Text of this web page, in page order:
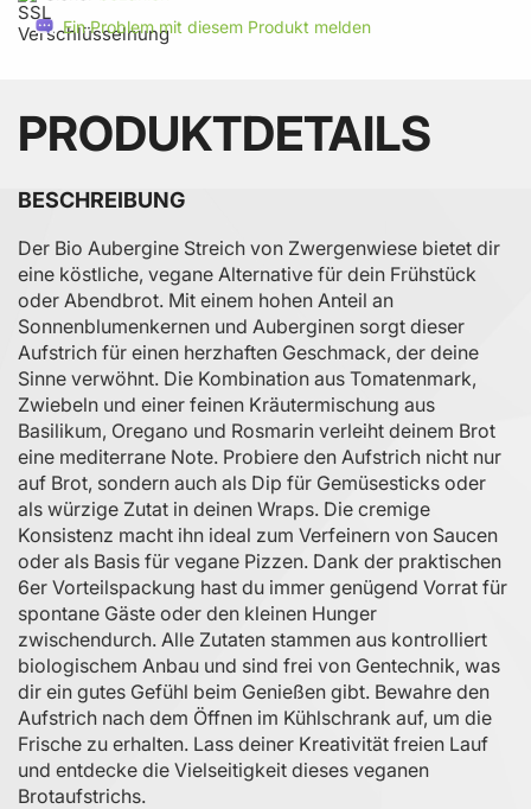
Ein Problem mit diesem Produkt melden
PRODUKTDETAILS
BESCHREIBUNG
Der Bio Aubergine Streich von Zwergenwiese bietet dir
eine köstliche, vegane Alternative für dein Frühstück
oder Abendbrot. Mit einem hohen Anteil an
Sonnenblumenkernen und Auberginen sorgt dieser
Aufstrich für einen herzhaften Geschmack, der deine
Sinne verwöhnt. Die Kombination aus Tomatenmark,
Zwiebeln und einer feinen Kräutermischung aus
Basilikum, Oregano und Rosmarin verleiht deinem Brot
eine mediterrane Note. Probiere den Aufstrich nicht nur
auf Brot, sondern auch als Dip für Gemüsesticks oder
als würzige Zutat in deinen Wraps. Die cremige
Konsistenz macht ihn ideal zum Verfeinern von Saucen
oder als Basis für vegane Pizzen. Dank der praktischen
6er Vorteilspackung hast du immer genügend Vorrat für
spontane Gäste oder den kleinen Hunger
zwischendurch. Alle Zutaten stammen aus kontrolliert
biologischem Anbau und sind frei von Gentechnik, was
dir ein gutes Gefühl beim Genießen gibt. Bewahre den
Aufstrich nach dem Öffnen im Kühlschrank auf, um die
Frische zu erhalten. Lass deiner Kreativität freien Lauf
und entdecke die Vielseitigkeit dieses veganen
Brotaufstrichs.